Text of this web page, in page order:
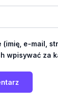
(imię, e-mail,
wpisywać za